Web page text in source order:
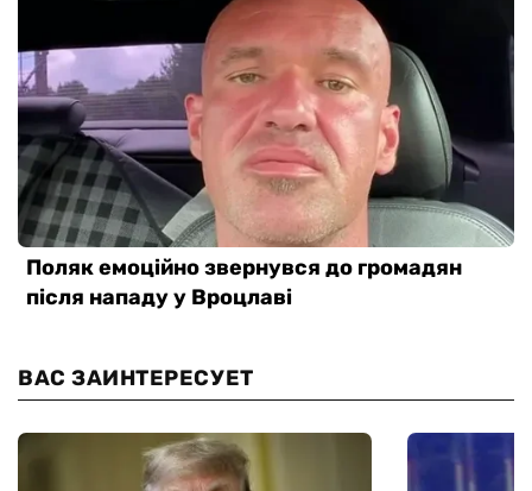
ВАС ЗАИНТЕРЕСУЕТ